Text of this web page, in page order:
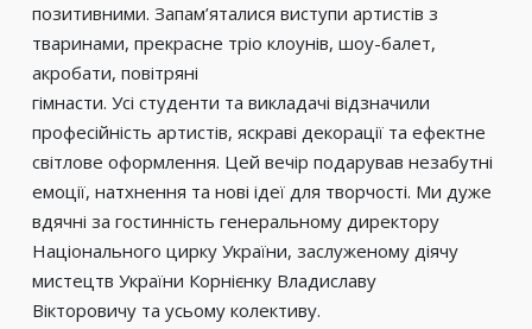
позитивними. Запам’яталися виступи артистів з
тваринами, прекрасне тріо клоунів, шоу-балет,
акробати, повітряні
гімнасти. Усі студенти та викладачі відзначили
професійність артистів, яскраві декорації та ефектне
світлове оформлення. Цей вечір подарував незабутні
емоції, натхнення та нові ідеї для творчості. Ми дуже
вдячні за гостинність генеральному директору
Національного цирку України, заслуженому діячу
мистецтв України Корнієнку Владиславу
Вікторовичу та усьому колективу.